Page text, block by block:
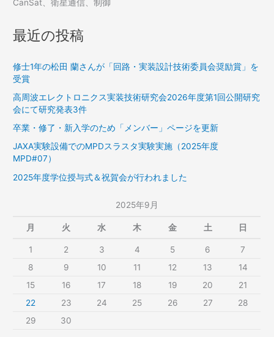
CanSat、衛星通信、制御
最近の投稿
修士1年の松田 蘭さんが「回路・実装設計技術委員会奨励賞」を
受賞
高周波エレクトロニクス実装技術研究会2026年度第1回公開研究
会にて研究発表3件
卒業・修了・新入学のため「メンバー」ページを更新
JAXA実験設備でのMPDスラスタ実験実施（2025年度
MPD#07）
2025年度学位授与式＆祝賀会が行われました
2025年9月
月 火 水 木 金 土 日
1 2 3 4 5 6
7
8
9 10 11 12 13
14
15
16 17 18 19 20
21
22
23 24 25 26 27
28
29
30